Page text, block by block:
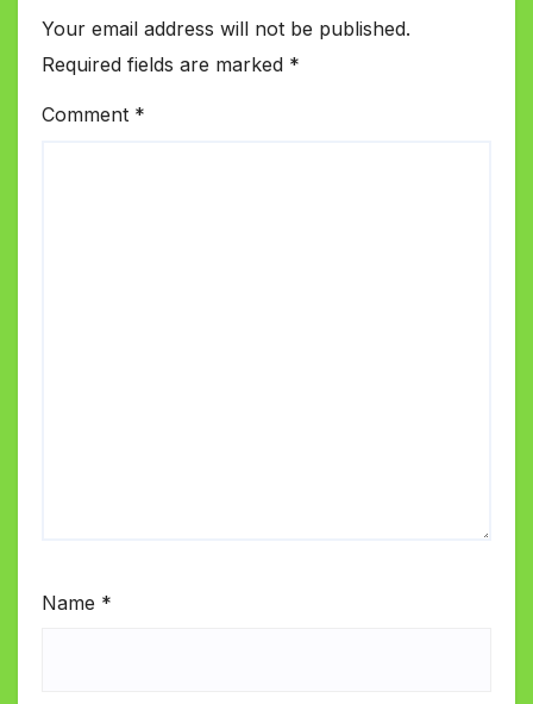
Your email address will not be published.
Required fields are marked *
Comment *
Name *